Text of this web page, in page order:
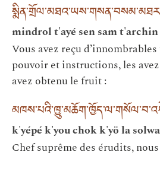
mindrol t'ayé sen sam t'archin
Vous avez reçu
pouvoir et instructions, les
avez obtenu le fruit :
k'yépé k'you chok k'yö la
Chef suprême des érudits,